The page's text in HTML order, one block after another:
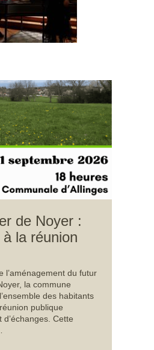
de Noyer :
la réunion
l’aménagement du futur
la commune
des habitants
publique
d’échanges. Cette